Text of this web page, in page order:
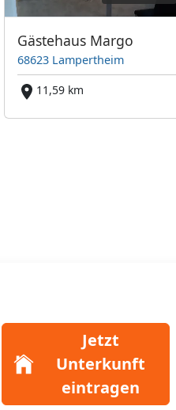
Gästehaus Margo
68623 Lampertheim
11,59 km
Jetzt
Unterkunft
eintragen